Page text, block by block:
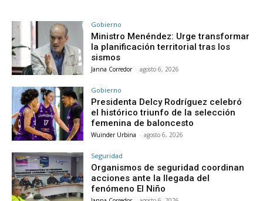
Gobierno
Ministro Menéndez: Urge transformar
la planificación territorial tras los
sismos
Janna Corredor - agosto 6, 2026
Gobierno
Presidenta Delcy Rodríguez celebró
el histórico triunfo de la selección
femenina de baloncesto
Wuinder Urbina - agosto 6, 2026
Seguridad
Organismos de seguridad coordinan
acciones ante la llegada del
fenómeno El Niño